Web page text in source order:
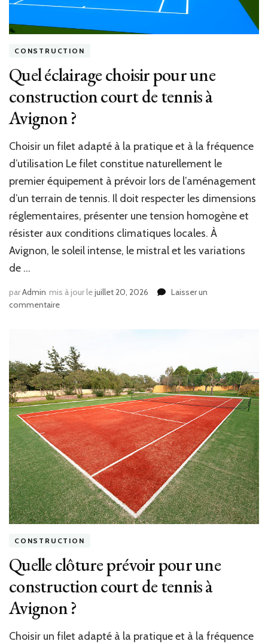
CONSTRUCTION
Quel éclairage choisir pour une
construction court de tennis à
Avignon ?
Choisir un filet adapté à la pratique et à la fréquence
d’utilisation Le filet constitue naturellement le
premier équipement à prévoir lors de l’aménagement
d’un terrain de tennis. Il doit respecter les dimensions
réglementaires, présenter une tension homogène et
résister aux conditions climatiques locales. À
Avignon, le soleil intense, le mistral et les variations
de …
parAdmin mis à jour lejuillet 20, 2026
Laisser un
commentairesur
pour
une
construction
court
de
tennis
à
Avignon
?
CONSTRUCTION
Quelle clôture prévoir pour une
construction court de tennis à
Avignon ?
Choisir un filet adapté à la pratique et à la fréquence